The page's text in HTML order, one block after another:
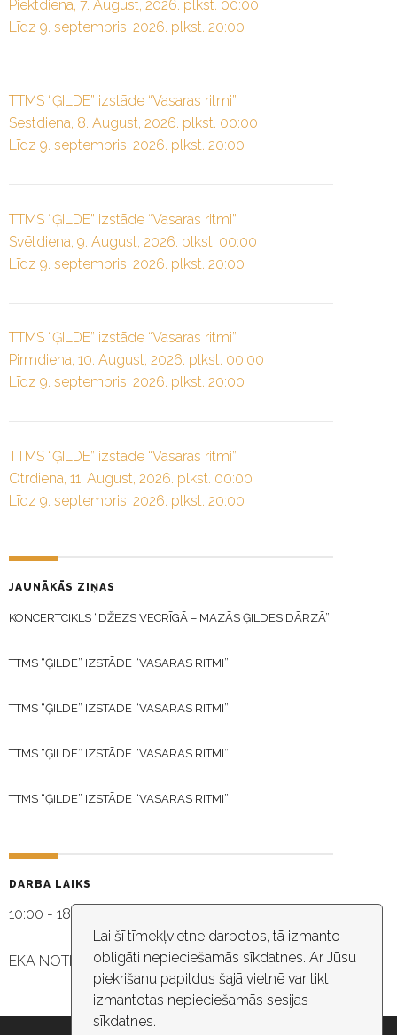
Lai šī tīmekļvietne darbotos, tā izmanto
obligāti nepieciešamās sīkdatnes. Ar Jūsu
piekrišanu papildus šajā vietnē var tikt
izmantotas nepieciešamās sesijas
sīkdatnes.
Piektdiena, 7. August, 2026. plkst. 00:00
Līdz 9. septembris, 2026. plkst. 20:00
TTMS “ĢILDE” izstāde “Vasaras ritmi”
Sestdiena, 8. August, 2026. plkst. 00:00
Līdz 9. septembris, 2026. plkst. 20:00
TTMS “ĢILDE” izstāde “Vasaras ritmi”
Svētdiena, 9. August, 2026. plkst. 00:00
Līdz 9. septembris, 2026. plkst. 20:00
TTMS “ĢILDE” izstāde “Vasaras ritmi”
Pirmdiena, 10. August, 2026. plkst. 00:00
Līdz 9. septembris, 2026. plkst. 20:00
TTMS “ĢILDE” izstāde “Vasaras ritmi”
Otrdiena, 11. August, 2026. plkst. 00:00
Līdz 9. septembris, 2026. plkst. 20:00
JAUNĀKĀS ZIŅAS
KONCERTCIKLS “DŽEZS VECRĪGĀ – MAZĀS ĢILDES DĀRZĀ”
TTMS “ĢILDE” IZSTĀDE “VASARAS RITMI”
TTMS “ĢILDE” IZSTĀDE “VASARAS RITMI”
TTMS “ĢILDE” IZSTĀDE “VASARAS RITMI”
TTMS “ĢILDE” IZSTĀDE “VASARAS RITMI”
DARBA LAIKS
10:00 - 18:30
ĒKĀ NOTIEK VIDEO NOVĒROŠANA